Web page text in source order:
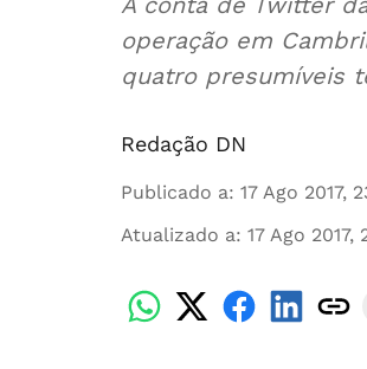
operação em
quatro presumíveis
Redação DN
Publicado a: 17 Ago 2017,
Atualizado a: 17 Ago 2017,